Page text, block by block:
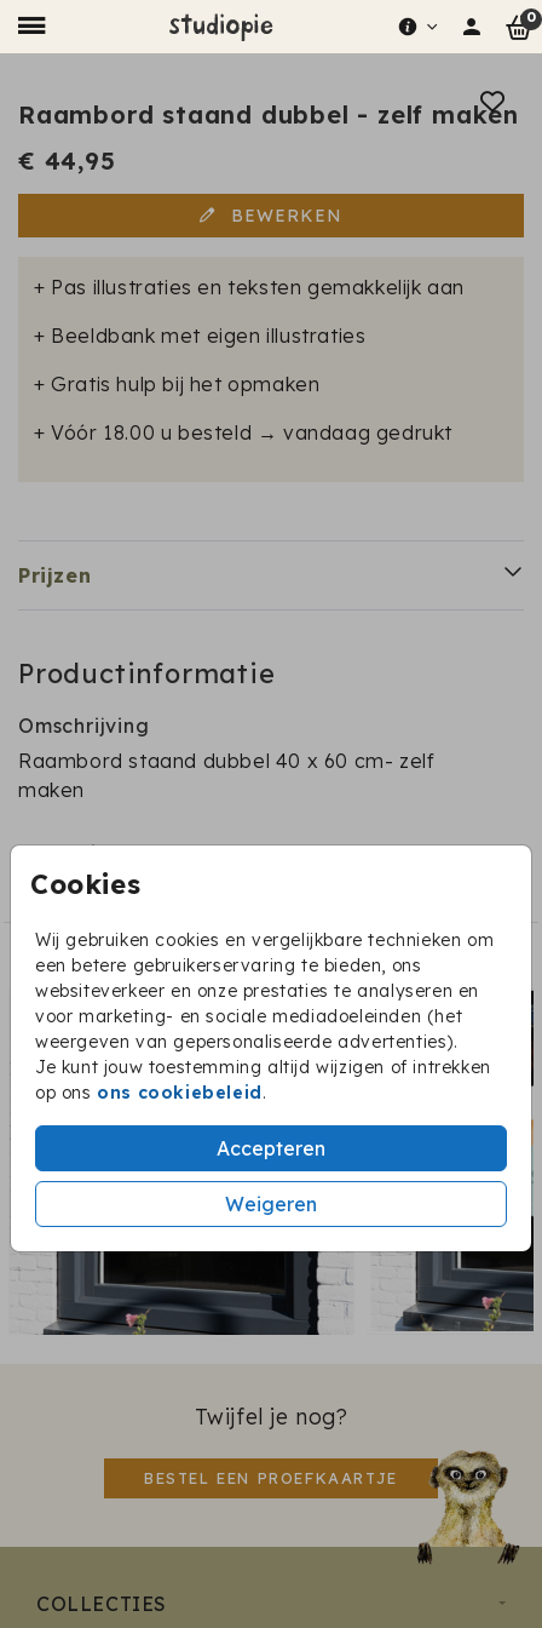
0
Cookies
Wij gebruiken cookies en vergelijkbare technieken om
een betere gebruikerservaring te bieden, ons
websiteverkeer en onze prestaties te analyseren en
voor marketing- en sociale mediadoeleinden (het
weergeven van gepersonaliseerde advertenties).
Je kunt jouw toestemming altijd wijzigen of intrekken
op ons ons cookiebeleid.
Accepteren
Weigeren
Raambord staand dubbel - zelf maken
€ 44,95
BEWERKEN
+ Pas illustraties en teksten gemakkelijk aan
+ Beeldbank met eigen illustraties
+ Gratis hulp bij het opmaken
+ Vóór 18.00 u besteld → vandaag gedrukt
Prijzen
Productinformatie
Omschrijving
Raambord staand dubbel 40 x 60 cm- zelf
maken
Collectie
Geboorteborden en raamstickers
Dit vind je misschien ook leuk:
Twijfel je nog?
BESTEL EEN PROEFKAARTJE
COLLECTIES